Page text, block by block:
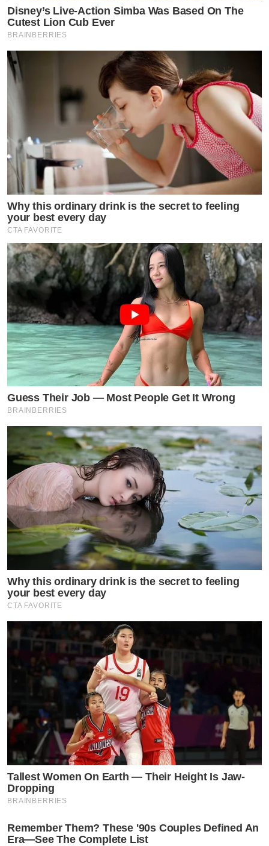
ล่าสุด“นุ่น สุทธิภา”นั้นก็ได้เคลื่อนไหวเเล้ว หลัง “แก๊ง
เพื่อนก้อย” แท็กทีมรวมตัวโพสต์เดือด
ท่ามกลางชาวโซเชียลที่เข้ามาวิพากษ์วิจารณ์อย่างมากมาย
Disney’s Live-Action Simba Was Based On The
Cutest Lion Cub Ever
BRAINBERRIES
Why this ordinary drink is the secret to feeling
your best every day
CTA FAVORITE
Guess Their Job — Most People Get It Wrong
BRAINBERRIES
Why this ordinary drink is the secret to feeling
your best every day
CTA FAVORITE
Tallest Women On Earth — Their Height Is Jaw-
Dropping
BRAINBERRIES
Remember Them? These '90s Couples Defined An
Era—See The Complete List